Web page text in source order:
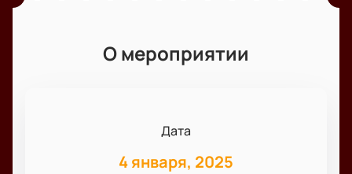
О мероприятии
Дата
4 января, 2025